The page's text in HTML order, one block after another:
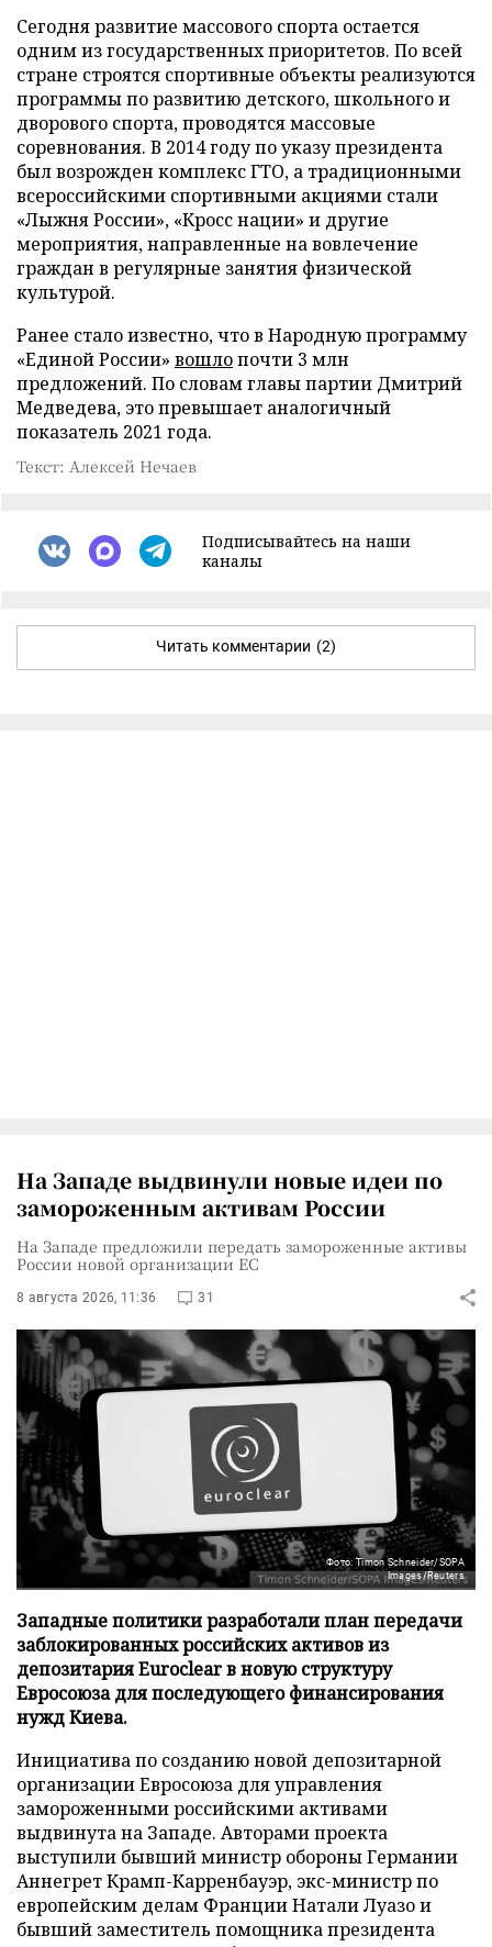
Сегодня развитие массового спорта остается
одним из государственных приоритетов. По всей
стране строятся спортивные объекты реализуются
программы по развитию детского, школьного и
дворового спорта, проводятся массовые
соревнования. В 2014 году по указу президента
был возрожден комплекс ГТО, а традиционными
всероссийскими спортивными акциями стали
«Лыжня России», «Кросс нации» и другие
мероприятия, направленные на вовлечение
граждан в регулярные занятия физической
культурой.
Ранее стало известно, что в Народную программу
«Единой России» вошлопочти 3 млн
предложений. По словам главы партии Дмитрий
Медведева, это превышает аналогичный
показатель 2021 года.
Текст: Алексей Нечаев
Подписывайтесь на наши
каналы
Читать комментарии (2)
На Западе выдвинули новые идеи по
замороженным активам России
На Западе предложили передать замороженные активы
России новой организации ЕС
8 августа 2026, 11:36 31
Фото: Timon Schneider/SOPA
Images/Reuters
Западные политики разработали план передачи
заблокированных российских активов из
депозитария Euroclear в новую структуру
Евросоюза для последующего финансирования
нужд Киева.
Инициатива по созданию новой депозитарной
организации Евросоюза для управления
замороженными российскими активами
выдвинута на Западе. Авторами проекта
выступили бывший министр обороны Германии
Аннегрет Крамп-Карренбауэр, экс-министр по
европейским делам Франции Натали Луазо и
бывший заместитель помощника президента